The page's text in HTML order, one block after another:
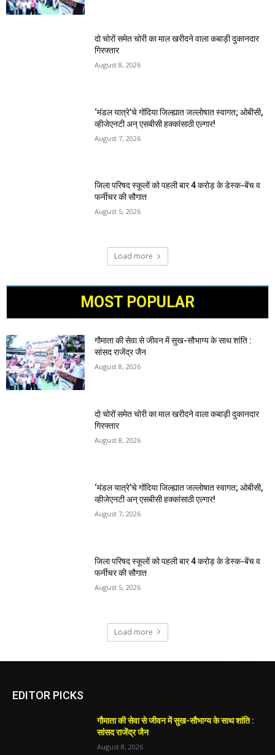
दो चोरों समेत चोरी का माल खरीदने वाला कबाड़ी दुकानदार
गिरफ्तार
August 8, 2026
‘मंडल यात्रे’चे गोंदिया जिल्ह्यात जल्लोषात स्वागत; ओबीसी,
व्हीजेएनटी अन् एसबीसी हक्कांसाठी एल्गार!
August 7, 2026
जिला परिषद स्कूलों को पहली बार 4 करोड़ के डेस्क-बेंच व
फर्नीचर की सौगात
August 5, 2026
Load more
MOST POPULAR
गौमाता की सेवा से जीवन में सुख-सौभाग्य के साथ शांति :
सांसद राजेंद्र जैन
August 8, 2026
दो चोरों समेत चोरी का माल खरीदने वाला कबाड़ी दुकानदार
गिरफ्तार
August 8, 2026
‘मंडल यात्रे’चे गोंदिया जिल्ह्यात जल्लोषात स्वागत; ओबीसी,
व्हीजेएनटी अन् एसबीसी हक्कांसाठी एल्गार!
August 7, 2026
जिला परिषद स्कूलों को पहली बार 4 करोड़ के डेस्क-बेंच व
फर्नीचर की सौगात
August 5, 2026
Load more
EDITOR PICKS
गौमाता की सेवा से जीवन में सुख-सौभाग्य के साथ शांति :
सांसद राजेंद्र जैन
August 8, 2026